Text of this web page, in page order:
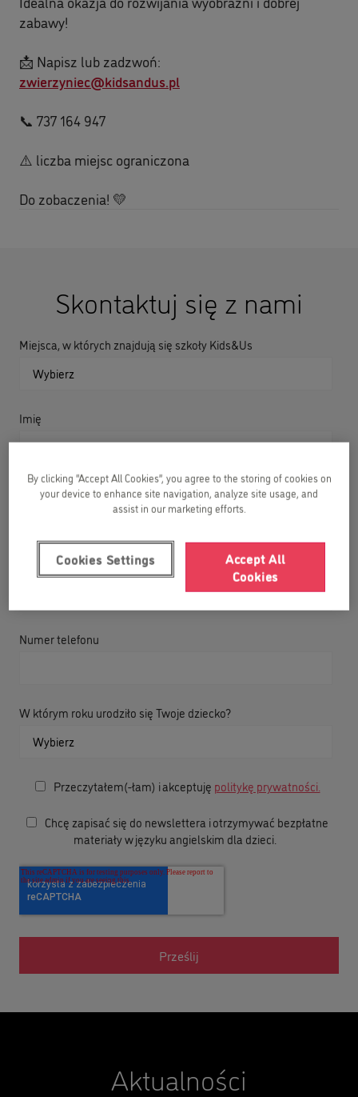
zabawy!
📩 Napisz lub zadzwoń:
zwierzyniec@kidsandus.pl
📞 737 164 947
⚠️ liczba miejsc ograniczona
Do zobaczenia! 💛
Skontaktuj się z nami
Miejsca, w których znajdują się szkoły Kids&Us
Imię
Nazwisko
Adres e-mail
Numer telefonu
W którym roku urodziło się Twoje dziecko?
Przeczytałem(-łam) i akceptuję politykę prywatności.
Chcę zapisać się do newslettera i otrzymywać bezpłatne
materiały w języku angielskim dla dzieci.
Aktualności
By clicking “Accept All Cookies”, you agree to the storing of cookies on
your device to enhance site navigation, analyze site usage, and
assist in our marketing efforts.
Accept All
Cookies
Cookies Settings